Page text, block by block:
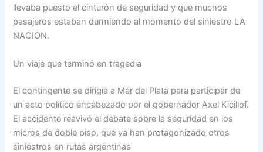
llevaba puesto el cinturón de seguridad y que muchos
pasajeros estaban durmiendo al momento del siniestro LA
NACION.
Un viaje que terminó en tragedia
El contingente se dirigía a Mar del Plata para participar de
un acto político encabezado por el gobernador Axel Kicillof.
El accidente reavivó el debate sobre la seguridad en los
micros de doble piso, que ya han protagonizado otros
siniestros en rutas argentinas